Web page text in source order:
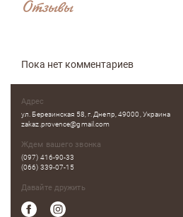
Отзывы
Пока нет комментариев
Адрес
ул. Березинская 58, г. Днепр, 49000, Украина
zakaz.provence@gmail.com
Ждем вашего звонка
(097) 416-90-33
(066) 339-07-15
Давайте дружить